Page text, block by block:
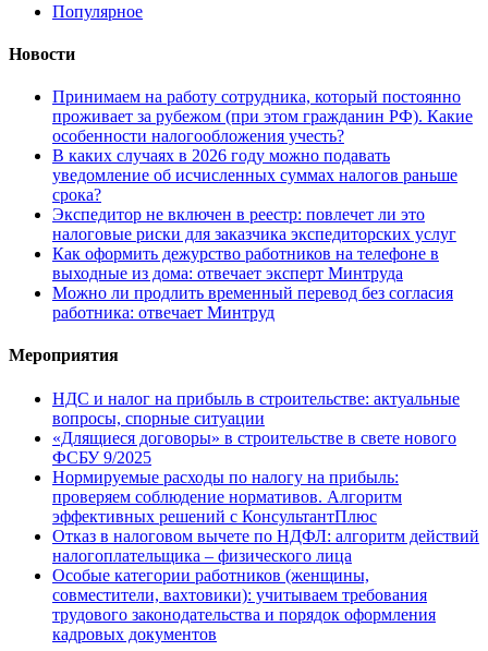
Популярное
Новости
Принимаем на работу сотрудника, который постоянно
проживает за рубежом (при этом гражданин РФ). Какие
особенности налогообложения учесть?
В каких случаях в 2026 году можно подавать
уведомление об исчисленных суммах налогов раньше
срока?
Экспедитор не включен в реестр: повлечет ли это
налоговые риски для заказчика экспедиторских услуг
Как оформить дежурство работников на телефоне в
выходные из дома: отвечает эксперт Минтруда
Можно ли продлить временный перевод без согласия
работника: отвечает Минтруд
Мероприятия
НДС и налог на прибыль в строительстве: актуальные
вопросы, спорные ситуации
«Длящиеся договоры» в строительстве в свете нового
ФСБУ 9/2025
Нормируемые расходы по налогу на прибыль:
проверяем соблюдение нормативов. Алгоритм
эффективных решений с КонсультантПлюс
Отказ в налоговом вычете по НДФЛ: алгоритм действий
налогоплательщика – физического лица
Особые категории работников (женщины,
совместители, вахтовики): учитываем требования
трудового законодательства и порядок оформления
кадровых документов